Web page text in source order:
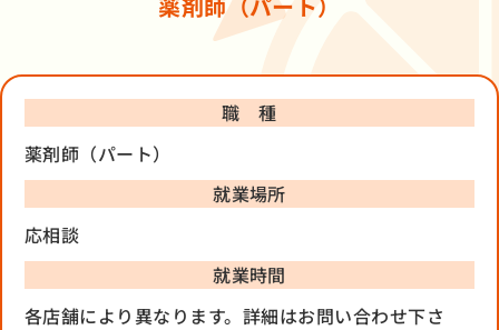
職 種
薬剤師（パート）
就業場所
応相談
就業時間
各店舗により異なります。詳細はお問い合わせ下さ